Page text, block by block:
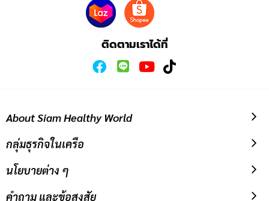
ติดตามเราได้ที่
About Siam Healthy World
กลุ่มธุรกิจในเครือ
นโยบายต่าง ๆ
คำถาม และข้อสงสัย